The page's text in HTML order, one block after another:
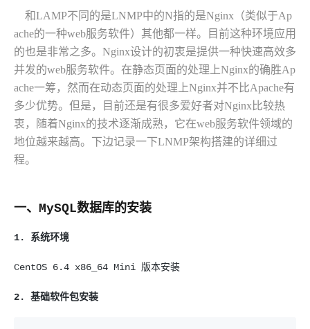
和LAMP不同的是LNMP中的N指的是Nginx（类似于Ap
ache的一种web服务软件）其他都一样。目前这种环境应用
的也是非常之多。Nginx设计的初衷是提供一种快速高效多
并发的web服务软件。在静态页面的处理上Nginx的确胜Ap
ache一筹，然而在动态页面的处理上Nginx并不比Apache有
多少优势。但是，目前还是有很多爱好者对Nginx比较热
衷，随着Nginx的技术逐渐成熟，它在web服务软件领域的
地位越来越高。下边记录一下LNMP架构搭建的详细过
程。
一、MySQL数据库的安装
1. 系统环境
CentOS 6.4 x86_64 Mini 版本安装
2. 基础软件包安装